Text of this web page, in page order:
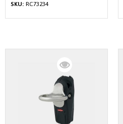
SKU: RC73234